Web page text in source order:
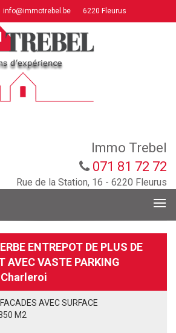
info@immotrebel.be 6220 Fleurus
Immo Trebel
071 81 72 72
Rue de la Station, 16 - 6220 Fleurus
ENTREPOT DE PLUS DE
AVEC VASTE PARKING
AVEC SURFACE
M2